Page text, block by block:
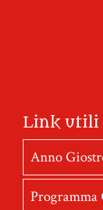
Link utili
Anno